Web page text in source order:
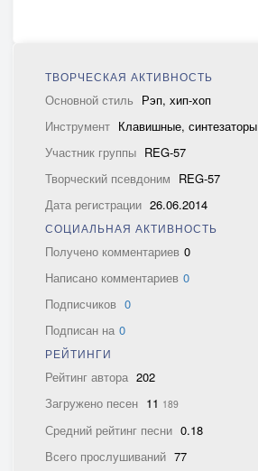
ТВОРЧЕСКАЯ АКТИВНОСТЬ
Основной стиль Рэп, хип-хоп
Инструмент Клавишные, синтезаторы
Участник группы REG-57
Творческий псевдоним REG-57
Дата регистрации 26.06.2014
СОЦИАЛЬНАЯ АКТИВНОСТЬ
Получено комментариев 0
Написано комментариев 0
Подписчиков 0
Подписан на 0
РЕЙТИНГИ
Рейтинг автора 202
Загружено песен 11 189
Средний рейтинг песни 0.18
Всего прослушиваний 77